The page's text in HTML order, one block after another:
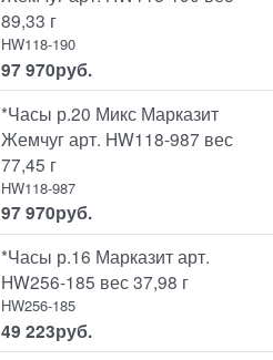
89,33 г
HW118-190
97 970руб.
*Часы р.20 Микс Марказит
Жемчуг арт. HW118-987 вес
77,45 г
HW118-987
97 970руб.
*Часы р.16 Марказит арт.
HW256-185 вес 37,98 г
HW256-185
49 223руб.